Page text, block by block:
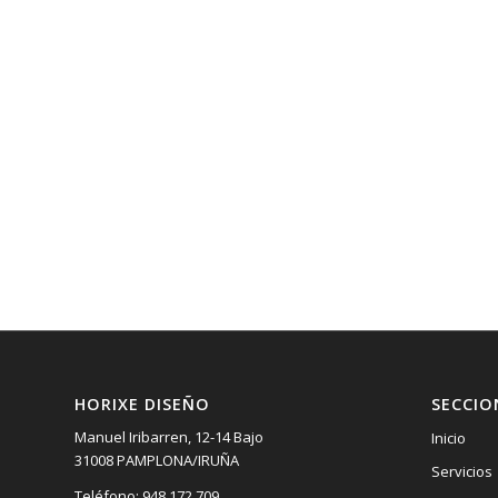
HORIXE DISEÑO
Manuel Iribarren, 12-14 Bajo
31008 PAMPLONA/IRUÑA
Inicio
Servicios